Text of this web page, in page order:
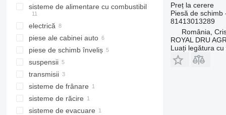
culbutoare (balansiere) supapă
prinderi
biele
volanturi
suporti motor
pedală accelerație
țevii EGR
alte părți componente motor
sisteme de alimentare cu combustibil
injectoare
furtunuri combustibil
alte piese de schimb ale sistemului
electrică
senzori
conductori electric
panouri cu dispozitive
macarale geamuri electrice
tahografe
alte piese de schimb electrice
piese ale cabinei auto
aer conditionat auto și piese de
piese de schimb înveliș
grile radiator
cuplări
bare de protecţie
scări
suspensii
amortizoare
rulmenţi amortizor
suspensii - alte piese de schimb
transmisii
coşuri de ambreiaj
reductoare
carcase volanta
sisteme de frânare
etriere frana
sisteme de răcire
alte piese de schimb pentru
sisteme de evacuare
Preț la cerere
Piesă de
81413013289
România,
ROYAL DRU
Luați legătura